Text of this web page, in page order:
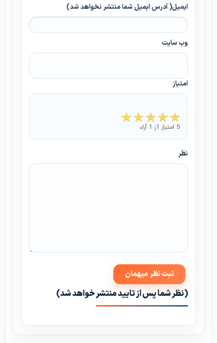
ایمیل( آدرس ایمیل شما منتشر نخواهد شد)
وب سایت
امتیاز
5 امتیاز 1ز 1 آراء
نظر
(نظر شما پس از تایید منتشر خواهد شد)